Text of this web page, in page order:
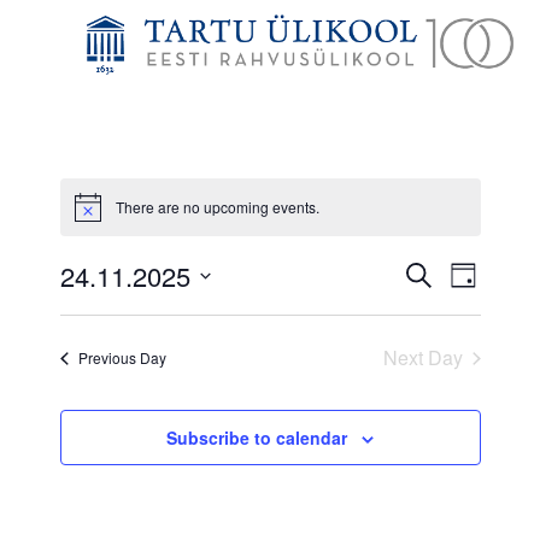
Notice There are no upcoming events.
Events
Views
SearchEvent
Day
24.11.2025
Select
Previous Day Next Day
Subscribe to calendar